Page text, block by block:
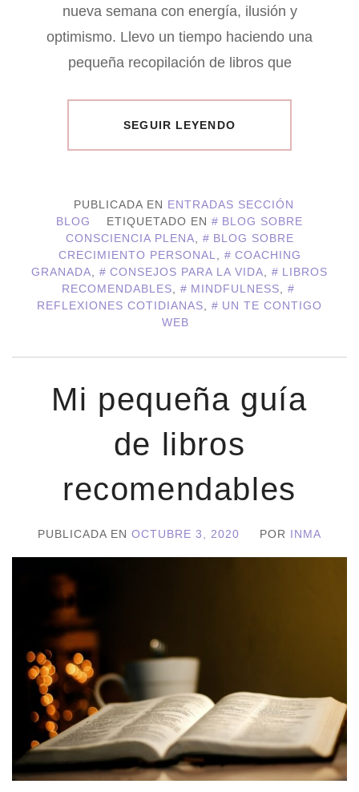
nueva semana con energía, ilusión y
optimismo. Llevo un tiempo haciendo una
pequeña recopilación de libros que
SEGUIR LEYENDO
PUBLICADA EN ENTRADAS SECCIÓN
BLOG
ETIQUETADO EN
BLOG SOBRE
CONSCIENCIA PLENA
BLOG SOBRE
CRECIMIENTO PERSONAL
COACHING
GRANADA
CONSEJOS PARA LA VIDA
LIBROS
RECOMENDABLES
MINDFULNESS
REFLEXIONES COTIDIANAS
UN TE CONTIGO
WEB
Mi pequeña guía
de libros
recomendables
PUBLICADA EN OCTUBRE 3, 2020 POR INMA